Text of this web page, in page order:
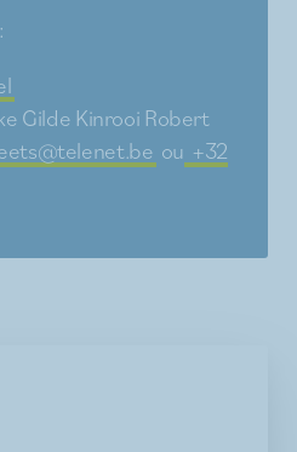
Gilde Kinrooi Robert
ou +32